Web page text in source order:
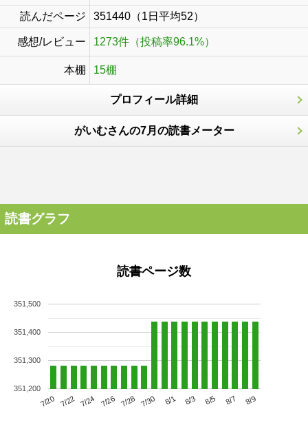
読んだページ
351440（1日平均52）
感想/レビュー 1273件（投稿率96.1%）
本棚 15棚
プロフィール詳細
がいむさんの7月の読書メーター
読書グラフ
読書ページ数
7/20 7/22 7/24 7/26 7/28 7/30 8/1 8/3 8/5 8/7 8/9
351,200
351,300
351,400
351,500